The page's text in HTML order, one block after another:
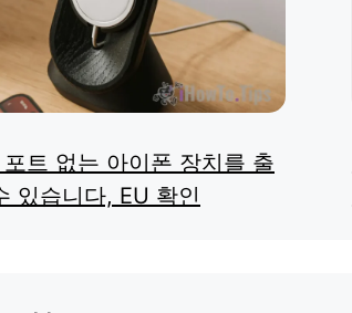
트 없는 아이폰 장치를 출
있습니다, EU 확인